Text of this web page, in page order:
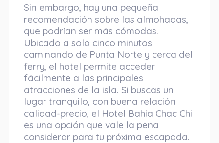
Sin embargo, hay una pequeña
recomendación sobre las almohadas,
que podrían ser más cómodas.
Ubicado a solo cinco minutos
caminando de Punta Norte y cerca del
ferry, el hotel permite acceder
fácilmente a las principales
atracciones de la isla. Si buscas un
lugar tranquilo, con buena relación
calidad-precio, el Hotel Bahía Chac Chi
es una opción que vale la pena
considerar para tu próxima escapada.